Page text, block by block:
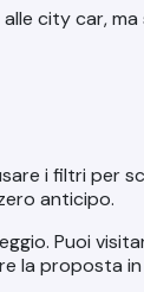
city car, ma
i filtri per
anticipo.
Puoi
la proposta